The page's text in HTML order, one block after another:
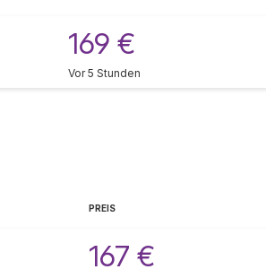
169 €
Vor 5 Stunden
PREIS
167 €